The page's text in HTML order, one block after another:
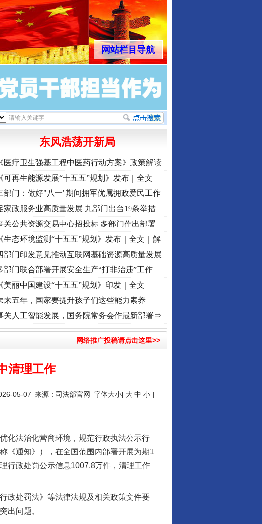
网站栏目导航
记初心使命 奋进复兴征程丨红船起航处 潮起..·[视频]一首歌的时间，读懂乐至的“诗与远方”
东风浩荡开新局
《医疗卫生强基工程中医药行动方案》政策解读
《可再生能源发展“十五五”规划》发布｜全文
部门：做好"八一"期间拥军优属拥政爱民工作
家政服务业高质量发展 九部门出台19条举措
关公共资源交易中心招投标 多部门作出部署
《生态环境监测“十五五”规划》发布｜全文｜解
部门印发意见推动互联网基础资源高质量发展
部门联合部署开展安全生产“打非治违”工作
《美丽中国建设“十五五”规划》印发｜全文
来五年，国家要提升孩子们这些能力素养
关人工智能发展，国务院常务会作最新部署⇒
网络推广投稿请点击这里>>
清理工作
05-07 来源： 司法部官网 字体大小[ 大 中 小 ]
法治化营商环境，规范行政执法公示行
《通知》），在全国范围内部署开展为期1
行政处罚公示信息1007.8万件，清理工作
处罚法》等法律法规及相关政策文件要
出问题。
行业协会接连发公告
让核能赋能千行百业